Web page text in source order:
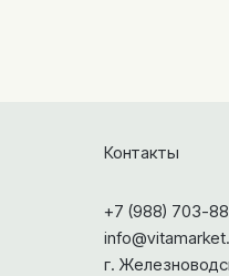
Контакты
+7 (988) 703-
г.